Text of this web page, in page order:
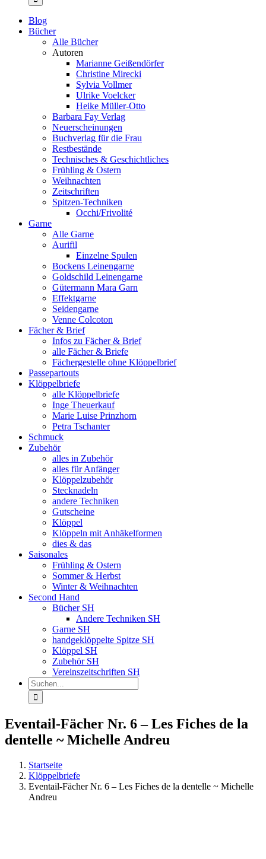
Blog
Bücher
Alle Bücher
Autoren
Marianne Geißendörfer
Christine Mirecki
Sylvia Vollmer
Ulrike Voelcker
Heike Müller-Otto
Barbara Fay Verlag
Neuerscheinungen
Buchverlag für die Frau
Restbestände
Technisches & Geschichtliches
Frühling & Ostern
Weihnachten
Zeitschriften
Spitzen-Techniken
Occhi/Frivolité
Garne
Alle Garne
Aurifil
Einzelne Spulen
Bockens Leinengarne
Goldschild Leinengarne
Gütermann Mara Garn
Effektgarne
Seidengarne
Venne Colcoton
Fächer & Brief
Infos zu Fächer & Brief
alle Fächer & Briefe
Fächergestelle ohne Klöppelbrief
Passepartouts
Klöppelbriefe
alle Klöppelbriefe
Inge Theuerkauf
Marie Luise Prinzhorn
Petra Tschanter
Schmuck
Zubehör
alles in Zubehör
alles für Anfänger
Klöppelzubehör
Stecknadeln
andere Techniken
Gutscheine
Klöppel
Klöppeln mit Anhäkelformen
dies & das
Saisonales
Frühling & Ostern
Sommer & Herbst
Winter & Weihnachten
Second Hand
Bücher SH
Andere Techniken SH
Garne SH
handgeklöppelte Spitze SH
Klöppel SH
Zubehör SH
Vereinszeitschriften SH
Suche
nach:
Eventail-Fächer Nr. 6 – Les Fiches de la
dentelle ~ Michelle Andreu
Startseite
Klöppelbriefe
Eventail-Fächer Nr. 6 – Les Fiches de la dentelle ~ Michelle
Andreu